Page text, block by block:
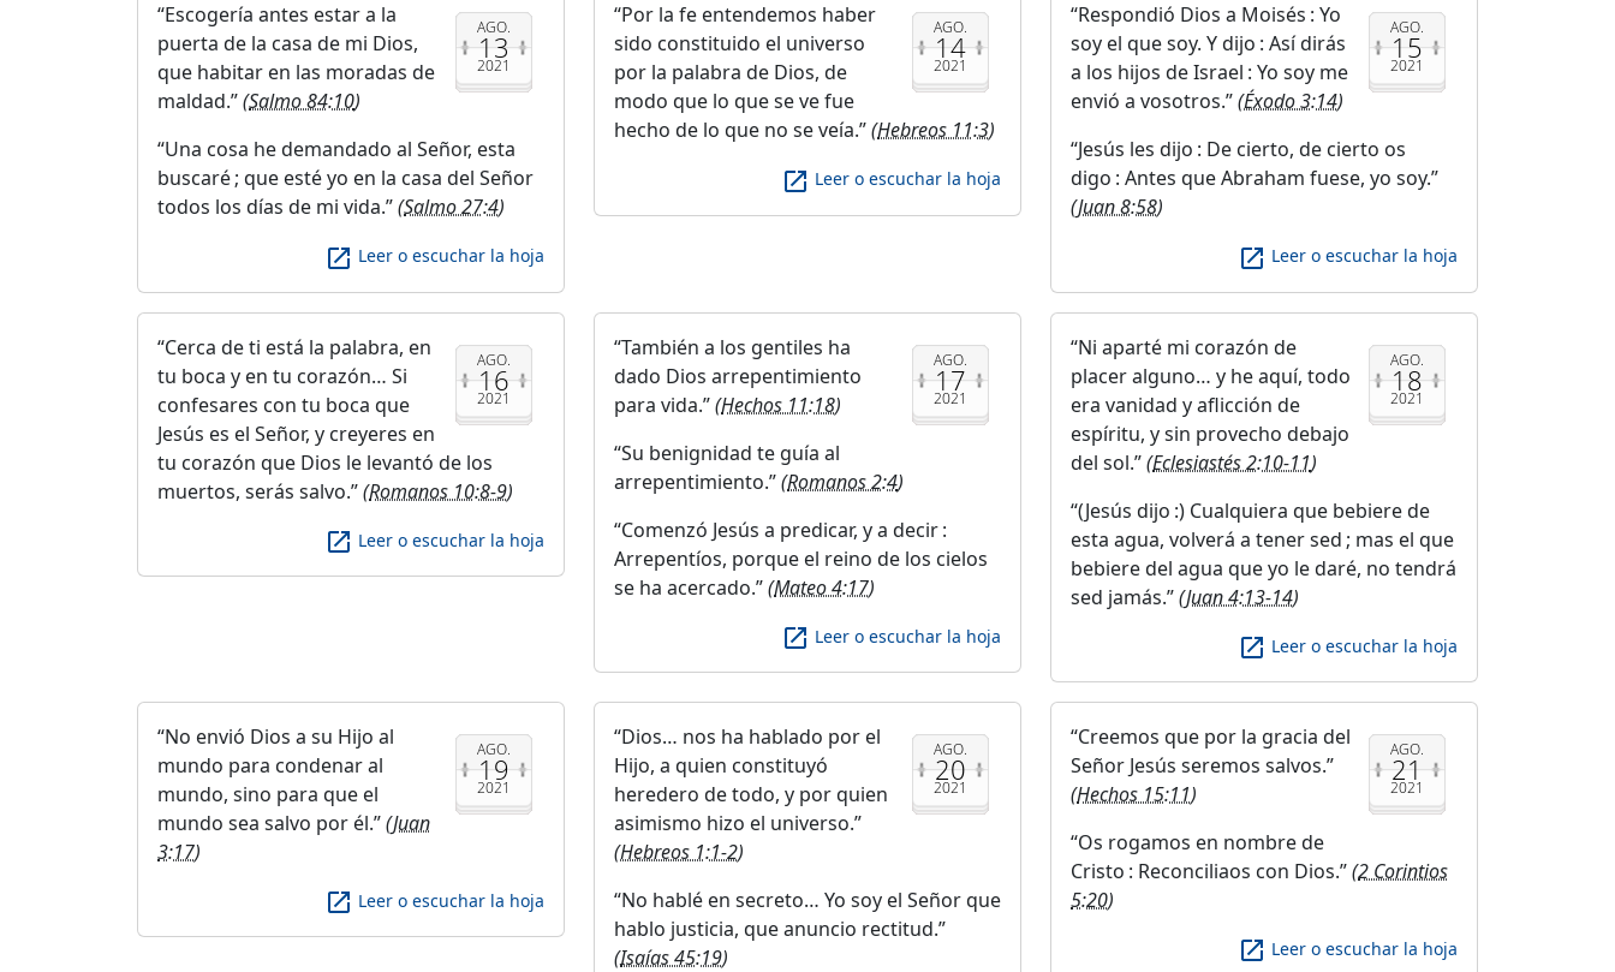
AGO.
13
2021
Escogería antes estar a la
puerta de la casa de mi Dios,
que habitar en las moradas de
maldad. (Salmo 84:10)
Una cosa he demandado al Señor, esta
buscaré ; que esté yo en la casa del Señor
todos los días de mi vida. (Salmo 27:4)
launch Leer o escuchar la hoja
AGO.
14
2021
Por la fe entendemos haber
sido constituido el universo
por la palabra de Dios, de
modo que lo que se ve fue
hecho de lo que no se veía. (Hebreos 11:3)
launch Leer o escuchar la hoja
AGO.
15
2021
Respondió Dios a Moisés : Yo
soy el que soy. Y dijo : Así dirás
a los hijos de Israel : Yo soy me
envió a vosotros. (Éxodo 3:14)
Jesús les dijo : De cierto, de cierto os
digo : Antes que Abraham fuese, yo soy.
(Juan 8:58)
launch Leer o escuchar la hoja
AGO.
16
2021
Cerca de ti está la palabra, en
tu boca y en tu corazón… Si
confesares con tu boca que
Jesús es el Señor, y creyeres en
tu corazón que Dios le levantó de los
muertos, serás salvo. (Romanos 10:8-9)
launch Leer o escuchar la hoja
AGO.
17
2021
También a los gentiles ha
dado Dios arrepentimiento
para vida. (Hechos 11:18)
Su benignidad te guía al
arrepentimiento. (Romanos 2:4)
Comenzó Jesús a predicar, y a decir :
Arrepentíos, porque el reino de los cielos
se ha acercado. (Mateo 4:17)
launch Leer o escuchar la hoja
AGO.
18
2021
Ni aparté mi corazón de
placer alguno… y he aquí, todo
era vanidad y aflicción de
espíritu, y sin provecho debajo
del sol. (Eclesiastés 2:10-11)
(Jesús dijo :) Cualquiera que bebiere de
esta agua, volverá a tener sed ; mas el que
bebiere del agua que yo le daré, no tendrá
sed jamás. (Juan 4:13-14)
launch Leer o escuchar la hoja
AGO.
19
2021
No envió Dios a su Hijo al
mundo para condenar al
mundo, sino para que el
mundo sea salvo por él. (Juan
3:17)
launch Leer o escuchar la hoja
AGO.
20
2021
Dios… nos ha hablado por el
Hijo, a quien constituyó
heredero de todo, y por quien
asimismo hizo el universo.
(Hebreos 1:1-2)
No hablé en secreto… Yo soy el Señor que
hablo justicia, que anuncio rectitud.
(Isaías 45:19)
AGO.
21
2021
Creemos que por la gracia del
Señor Jesús seremos salvos.
(Hechos 15:11)
Os rogamos en nombre de
Cristo : Reconciliaos con Dios. (2 Corintios
5:20)
launch Leer o escuchar la hoja